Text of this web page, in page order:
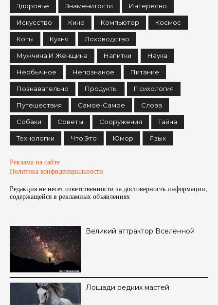
Здоровье Знаменитости Интересно
Искусство Кино Компьютер Космос
Коты Кухня Лоховодство
Мужчина И Женщина Напитки Наука
Необычное Непознаное Питание
Познавательно Продукты Психология
Путешествия Самое-Самое Слова
Собаки Советы Сооружения Тайна
Технологии Что Это Юмор Язык
Реклама на сайте
Политика конфиденциальности
Редакция не несет ответственности за достоверность информации,
содержащейся в рекламных объявленияx
Великий аттрактор Вселенной
Лошади редких мастей